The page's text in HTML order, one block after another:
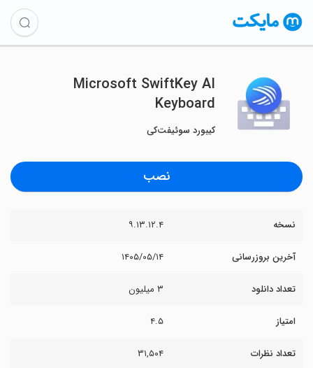
Microsoft SwiftKey AI
Keyboard
کیبورد سوئیفت‌کی
نصب
نسخه ۹.۱۳.۱۲.۴
آخرین بروزرسانی ۱۴۰۵/۰۵/۱۴
تعداد دانلود ۳ میلیون
امتیاز ۴.۵
تعداد نظرات ۳۱,۵۰۴